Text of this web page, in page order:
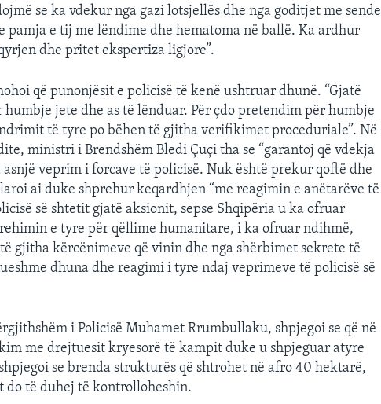
se ka vdekur nga gazi lotsjellës dhe nga goditjet me sende
pamja e tij me lëndime dhe hematoma në ballë. Ka ardhur
dhe pritet ekspertiza ligjore”.
që punonjësit e policisë të kenë ushtruar dhunë. “Gjatë
jete dhe as të lënduar. Për çdo pretendim për humbje
të tyre po bëhen të gjitha verifikimet proceduriale”. Në
ministri i Brendshëm Bledi Çuçi tha se “garantoj që vdekja
veprim i forcave të policisë. Nuk është prekur qoftë dhe
ai duke shprehur keqardhjen “me reagimin e anëtarëve të
së shtetit gjatë aksionit, sepse Shqipëria u ka ofruar
e tyre për qëllime humanitare, i ka ofruar ndihmë,
gjitha kërcënimeve që vinin dhe nga shërbimet sekrete të
dhuna dhe reagimi i tyre ndaj veprimeve të policisë së
i Policisë Muhamet Rrumbullaku, shpjegoi se që në
me drejtuesit kryesorë të kampit duke u shpjeguar atyre
se brenda strukturës që shtrohet në afro 40 hektarë,
do të duhej të kontrolloheshin.